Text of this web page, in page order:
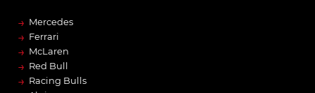
→ Mercedes
→ Ferrari
→ McLaren
→ Red Bull
→ Racing Bulls